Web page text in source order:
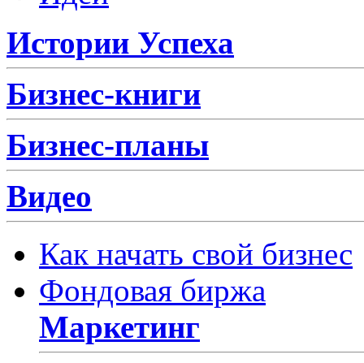
Истории Успеха
Бизнес-книги
Бизнес-планы
Видео
Как начать свой бизнес
Фондовая биржа
Маркетинг